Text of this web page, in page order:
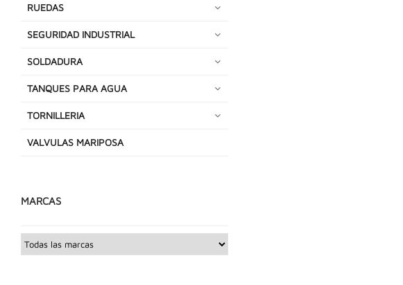
RUEDAS
SEGURIDAD INDUSTRIAL
SOLDADURA
TANQUES PARA AGUA
TORNILLERIA
VALVULAS MARIPOSA
MARCAS